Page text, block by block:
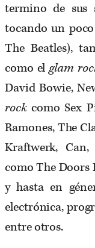
termino de sus
tocando un
The Beatles),
como elglam
David Bowie,
rockcomo Sex
Ramones, The
Kraftwerk, Can,
como The Doors
y hasta en
electrónica,
entre otros.